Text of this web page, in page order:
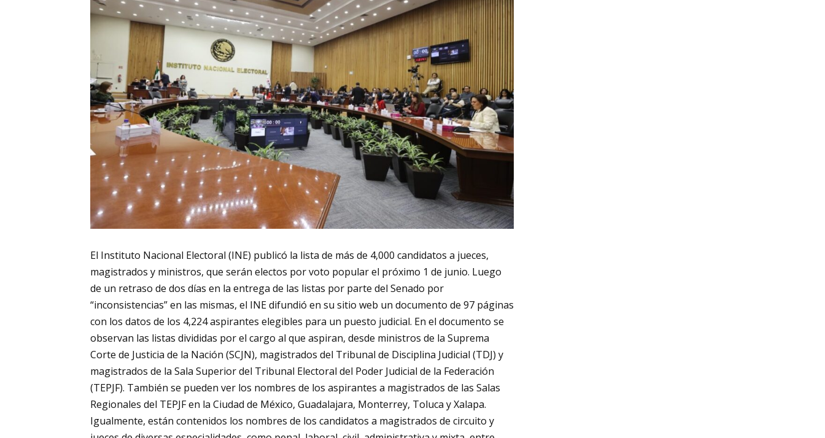
El Instituto Nacional Electoral (INE) publicó la lista de más de 4,000 candidatos a jueces,
magistrados y ministros, que serán electos por voto popular el próximo 1 de junio. Luego
de un retraso de dos días en la entrega de las listas por parte del Senado por
“inconsistencias” en las mismas, el INE difundió en su sitio web un documento de 97 páginas
con los datos de los 4,224 aspirantes elegibles para un puesto judicial. En el documento se
observan las listas divididas por el cargo al que aspiran, desde ministros de la Suprema
Corte de Justicia de la Nación (SCJN), magistrados del Tribunal de Disciplina Judicial (TDJ) y
magistrados de la Sala Superior del Tribunal Electoral del Poder Judicial de la Federación
(TEPJF). También se pueden ver los nombres de los aspirantes a magistrados de las Salas
Regionales del TEPJF en la Ciudad de México, Guadalajara, Monterrey, Toluca y Xalapa.
Igualmente, están contenidos los nombres de los candidatos a magistrados de circuito y